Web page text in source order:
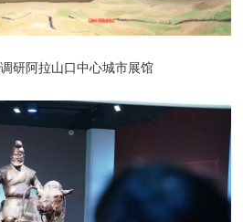
研阿拉山口中心城市展馆